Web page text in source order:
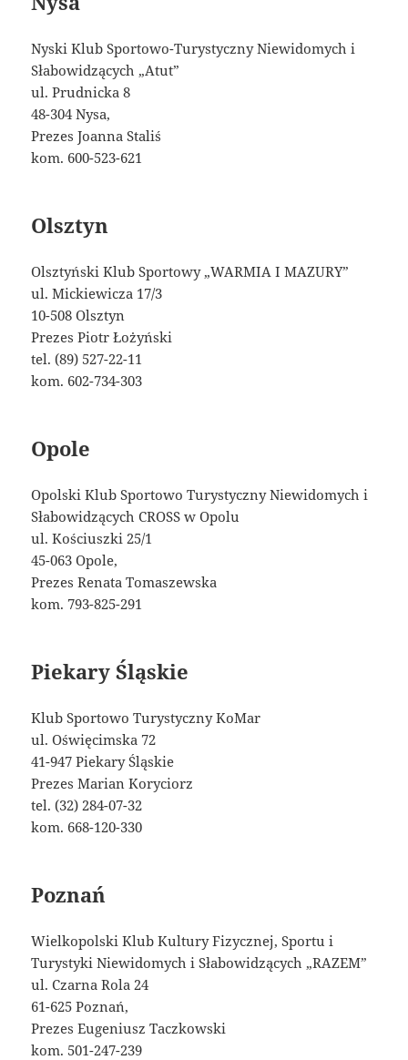
Nyski Klub Sportowo-Turystyczny Niewidomych i
Słabowidzących „Atut”
ul. Prudnicka 8
48-304 Nysa,
Prezes Joanna Staliś
kom. 600-523-621
Olsztyn
Olsztyński Klub Sportowy „WARMIA I MAZURY”
ul. Mickiewicza 17/3
10-508 Olsztyn
Prezes Piotr Łożyński
tel. (89) 527-22-11
kom. 602-734-303
Opole
Opolski Klub Sportowo Turystyczny Niewidomych i
Słabowidzących CROSS w Opolu
ul. Kościuszki 25/1
45-063 Opole,
Prezes Renata Tomaszewska
kom. 793-825-291
Piekary Śląskie
Klub Sportowo Turystyczny KoMar
ul. Oświęcimska 72
41-947 Piekary Śląskie
Prezes Marian Koryciorz
tel. (32) 284-07-32
kom. 668-120-330
Poznań
Wielkopolski Klub Kultury Fizycznej, Sportu i
Turystyki Niewidomych i Słabowidzących „RAZEM”
ul. Czarna Rola 24
61-625 Poznań,
Prezes Eugeniusz Taczkowski
kom. 501-247-239